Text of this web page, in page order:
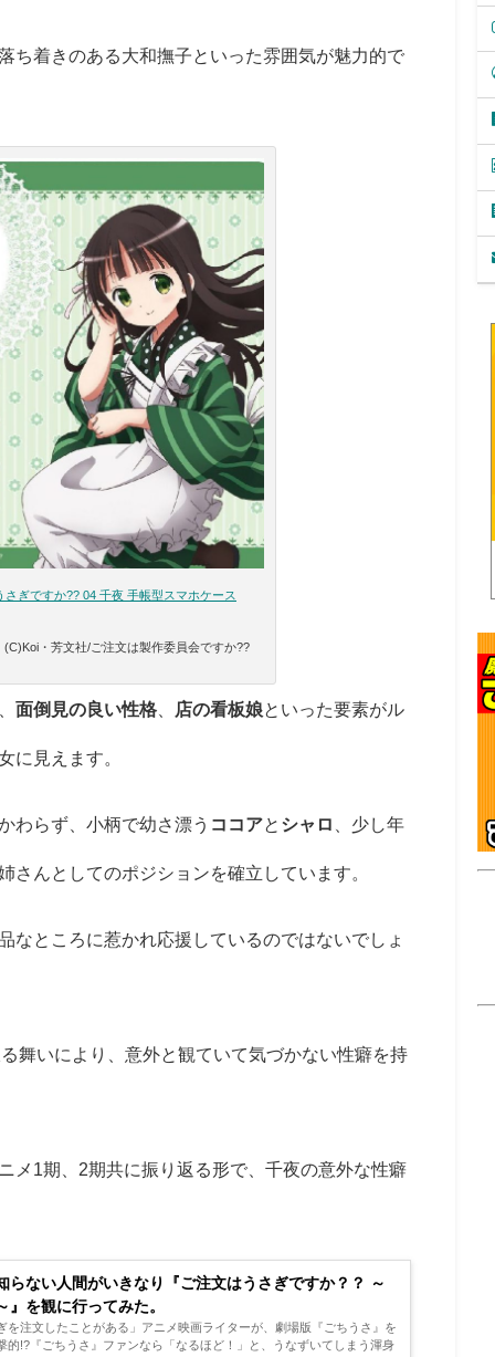
ち着きのある大和撫子といった雰囲気が魅力的で
さぎですか?? 04 千夜 手帳型スマホケース
・芳文社/ご注文は製作委員会ですか??
面倒見の良い性格 店の看板娘といった要素がル
に見えます。
わらず、小柄で幼さ漂う ココアと シャロ 、少し年
さんとしてのポジションを確立しています。
なところに惹かれ応援しているのではないでしょ
舞いにより、意外と観ていて気づかない性癖を持
メ1期、2期共に振り返る形で、千夜の意外な性癖
らない人間がいきなり『ご注文はうさぎですか？？ ～
を観に行ってみた。
を注文したことがある」アニメ映画ライターが、劇場版『ごちうさ』を
的!?『ごちうさ』ファンなら「なるほど！」と、うなずいてしまう渾身